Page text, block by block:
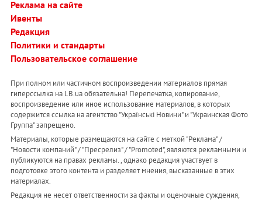
Реклама на сайте
Ивенты
Редакция
Политики и стандарты
Пользовательское соглашение
При полном или частичном воспроизведении материалов прямая
гиперссылка на LB.ua обязательна! Перепечатка, копирование,
воспроизведение или иное использование материалов, в которых
содержится ссылка на агентство "Українськi Новини" и "Украинская Фото
Группа" запрещено.
Материалы, которые размещаются на сайте с меткой "Реклама" /
"Новости компаний" / "Пресрелиз" / "Promoted", являются рекламными и
публикуются на правах рекламы. , однако редакция участвует в
подготовке этого контента и разделяет мнения, высказанные в этих
материалах.
Редакция не несет ответственности за факты и оценочные суждения,